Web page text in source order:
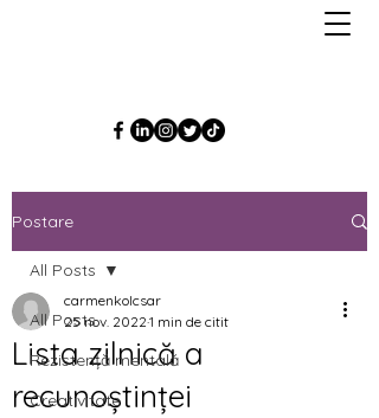
Postare
All Posts
Rezistență mentală
Creativitate
All Posts
Lista zilnică a
recunoștinței
carmenkolcsar
25 nov. 2022 1 min de citit